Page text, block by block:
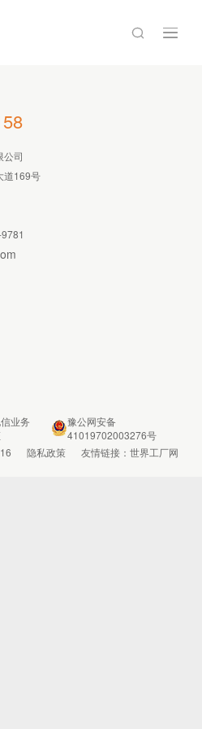

公司
道169号
业务
豫公网安备
41019702003276号
隐私政策 友情链接： 世界工厂网